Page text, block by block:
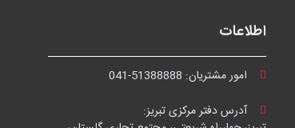
اطلاعات
امور مشتریان: 041-51388888
آدرس دفتر مرکزی تبریز: